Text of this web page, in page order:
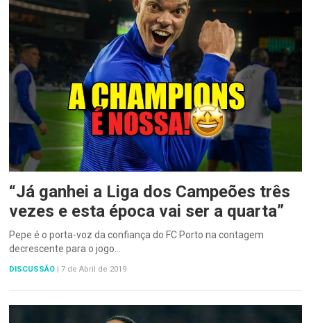
“Já ganhei a Liga dos Campeões três
vezes e esta época vai ser a quarta”
Pepe é o porta-voz da confiança do FC Porto na contagem
decrescente para o jogo…
DISCUSSÃO | 7 de Abril de 2019